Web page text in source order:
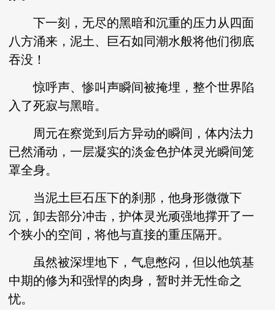
下一刻，无尽的黑暗和沉重的压力从四面
八方涌来，泥土、巨石如同潮水般将他们彻底
吞没！
惊呼声、惨叫声瞬间被掩埋，整个世界陷
入了死寂与黑暗。
周元在察觉到后方异动的瞬间，体内法力
已然涌动，一层凝实的淡金色护体灵光瞬间笼
罩全身。
当泥土巨石压下的刹那，他身形微微下
沉，卸去部分冲击，护体灵光顽强地撑开了一
个狭小的空间，将他与直接的重压隔开。
虽然被深埋地下，气息憋闷，但以他筑基
中期的修为和强悍的肉身，暂时并无性命之
忧。